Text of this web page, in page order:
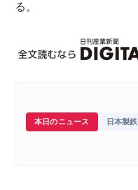
る。
本日のニュース 日本製鉄